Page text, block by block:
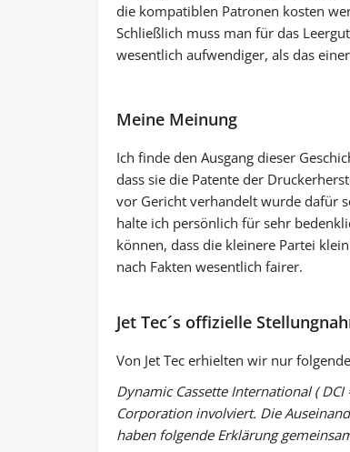
die kompatiblen Patronen kosten
Schließlich muss man für das
wesentlich aufwendiger, als das
Meine Meinung
Ich finde den Ausgang dieser
dass sie die Patente der
vor Gericht verhandelt wurde dafür
halte ich persönlich für sehr
können, dass die kleinere Partei
nach Fakten wesentlich fairer.
Jet Tec´s offizielle
Von Jet Tec erhielten wir nur
Dynamic Cassette International (
Corporation involviert. Die
haben folgende Erklärung